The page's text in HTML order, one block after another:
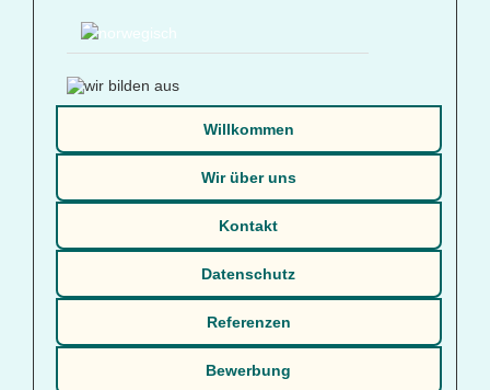
Willkommen
Wir über uns
Kontakt
Datenschutz
Referenzen
Bewerbung